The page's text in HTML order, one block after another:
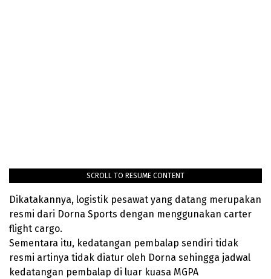
SCROLL TO RESUME CONTENT
Dikatakannya, logistik pesawat yang datang merupakan
resmi dari Dorna Sports dengan menggunakan carter
flight cargo.
Sementara itu, kedatangan pembalap sendiri tidak
resmi artinya tidak diatur oleh Dorna sehingga jadwal
kedatangan pembalap di luar kuasa MGPA